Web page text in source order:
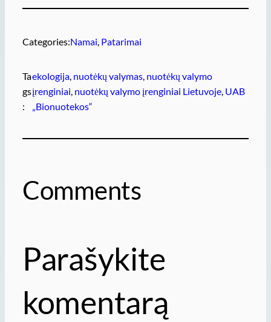
Categories:Namai Patarimai
Ta
gs
:
ekologija, nuotėkų valymas, nuotėkų valymo
įrenginiai, nuotėkų valymo įrenginiai Lietuvoje, UAB
„Bionuotekos“
Comments
Parašykite
komentarą